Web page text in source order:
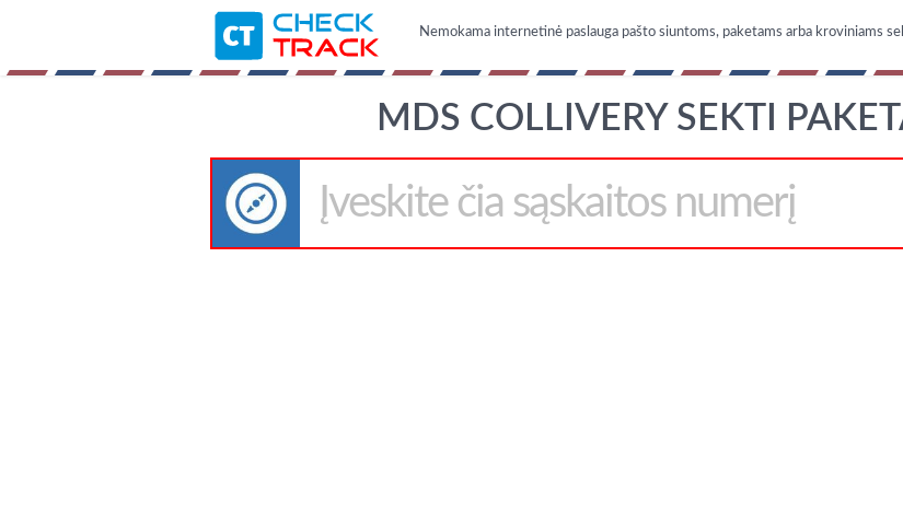
Nemokama internetinė paslauga pašto siuntoms, paketams arba kroviniams
MDS COLLIVERY SEKTI